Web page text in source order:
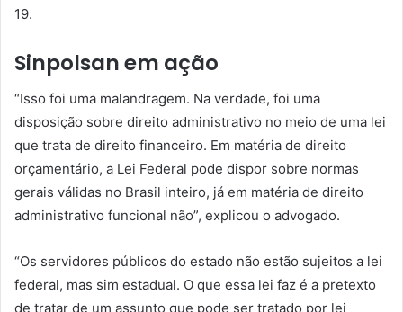
19.
Sinpolsan em ação
“Isso foi uma malandragem. Na verdade, foi uma
disposição sobre direito administrativo no meio de uma lei
que trata de direito financeiro. Em matéria de direito
orçamentário, a Lei Federal pode dispor sobre normas
gerais válidas no Brasil inteiro, já em matéria de direito
administrativo funcional não”, explicou o advogado.
“Os servidores públicos do estado não estão sujeitos a lei
federal, mas sim estadual. O que essa lei faz é a pretexto
de tratar de um assunto que pode ser tratado por lei